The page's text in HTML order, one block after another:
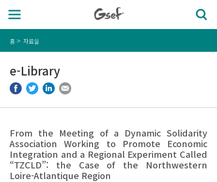
홈 자료실
e-Library
From the Meeting of a Dynamic Solidarity
Association Working to Promote Economic
Integration and a Regional Experiment Called
“TZCLD”: the Case of the Northwestern
Loire-Atlantique Region